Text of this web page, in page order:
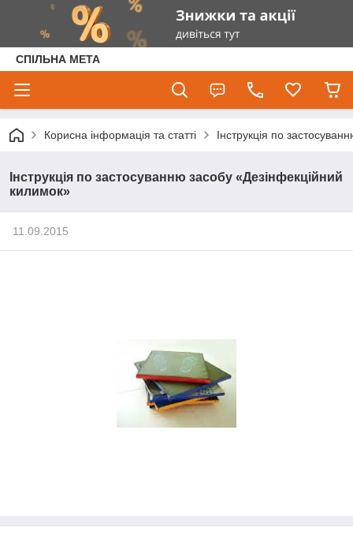
СПІЛЬНА МЕТА
Корисна інформація та статті Інструкція по
Інструкція по застосуванню засобу «Дезінфекційний
килимок»
11.09.2015